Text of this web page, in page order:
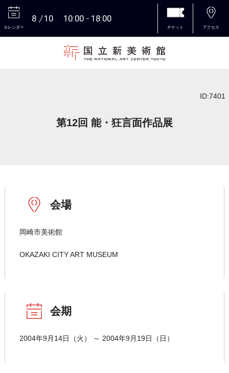
カレンダー
8 10 10:00 18:00
チケット アクセス
ID:7401
第12回 能・狂言面作品展
会場
岡崎市美術館
OKAZAKI CITY ART MUSEUM
会期
2004年9月14日（火） ～ 2004年9月19日（日）